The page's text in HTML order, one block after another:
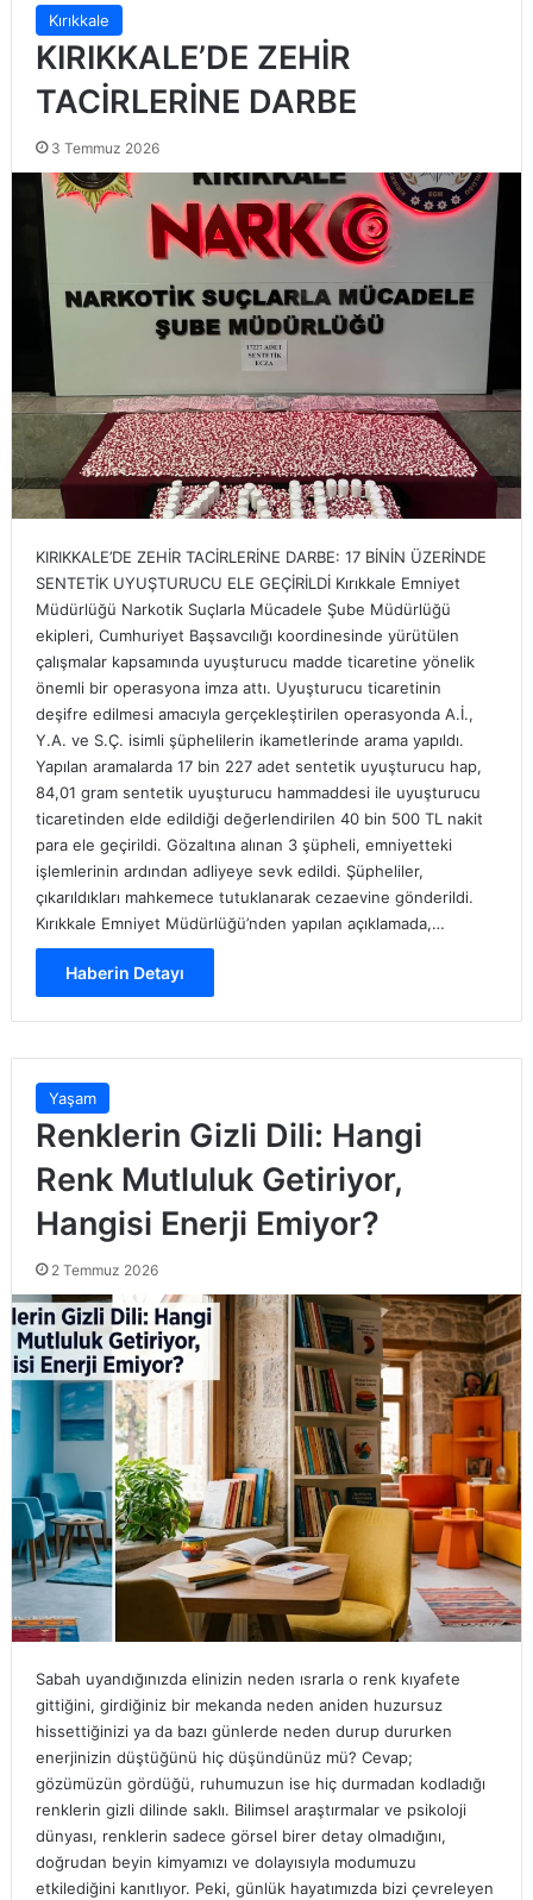
Kırıkkale
KIRIKKALE’DE ZEHİR
TACİRLERİNE DARBE
3 Temmuz 2026
KIRIKKALE’DE ZEHİR TACİRLERİNE DARBE: 17 BİNİN ÜZERİNDE
SENTETİK UYUŞTURUCU ELE GEÇİRİLDİ Kırıkkale Emniyet
Müdürlüğü Narkotik Suçlarla Mücadele Şube Müdürlüğü
ekipleri, Cumhuriyet Başsavcılığı koordinesinde yürütülen
çalışmalar kapsamında uyuşturucu madde ticaretine yönelik
önemli bir operasyona imza attı. Uyuşturucu ticaretinin
deşifre edilmesi amacıyla gerçekleştirilen operasyonda A.İ.,
Y.A. ve S.Ç. isimli şüphelilerin ikametlerinde arama yapıldı.
Yapılan aramalarda 17 bin 227 adet sentetik uyuşturucu hap,
84,01 gram sentetik uyuşturucu hammaddesi ile uyuşturucu
ticaretinden elde edildiği değerlendirilen 40 bin 500 TL nakit
para ele geçirildi. Gözaltına alınan 3 şüpheli, emniyetteki
işlemlerinin ardından adliyeye sevk edildi. Şüpheliler,
çıkarıldıkları mahkemece tutuklanarak cezaevine gönderildi.
Kırıkkale Emniyet Müdürlüğü’nden yapılan açıklamada,…
Haberin Detayı
Yaşam
Renklerin Gizli Dili: Hangi
Renk Mutluluk Getiriyor,
Hangisi Enerji Emiyor?
2 Temmuz 2026
Sabah uyandığınızda elinizin neden ısrarla o renk kıyafete
gittiğini, girdiğiniz bir mekanda neden aniden huzursuz
hissettiğinizi ya da bazı günlerde neden durup dururken
enerjinizin düştüğünü hiç düşündünüz mü? Cevap;
gözümüzün gördüğü, ruhumuzun ise hiç durmadan kodladığı
renklerin gizli dilinde saklı. Bilimsel araştırmalar ve psikoloji
dünyası, renklerin sadece görsel birer detay olmadığını,
doğrudan beyin kimyamızı ve dolayısıyla modumuzu
etkilediğini kanıtlıyor. Peki, günlük hayatımızda bizi çevreleyen